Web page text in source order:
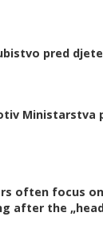
pred
Ministarstva
often focus
after the